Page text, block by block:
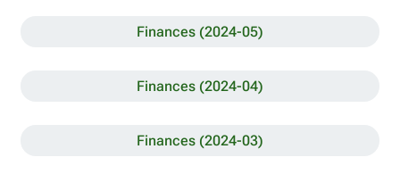
Finances (2024-05)
Finances (2024-04)
Finances (2024-03)